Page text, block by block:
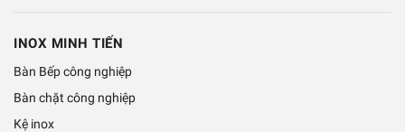
INOX MINH TIẾN
Bàn Bếp công nghiệp
Bàn chặt công nghiệp
Kệ inox